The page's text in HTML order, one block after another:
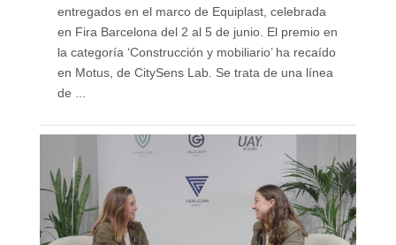
entregados en el marco de Equiplast, celebrada
en Fira Barcelona del 2 al 5 de junio. El premio en
la categoría ‘Construcción y mobiliario’ ha recaído
en Motus, de CitySens Lab. Se trata de una línea
de ...